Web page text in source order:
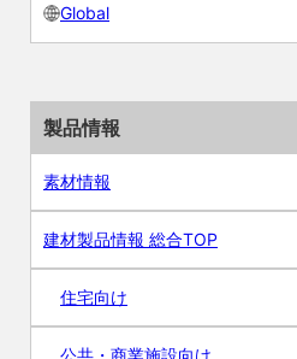
Global
製品情報
素材情報
建材製品情報 総合TOP
住宅向け
公共・商業施設向け